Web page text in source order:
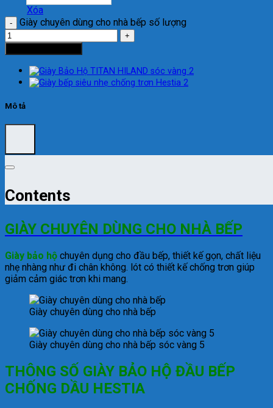
Xóa
Giày chuyên dùng cho nhà bếp số lượng
Mô tả
Contents
GIÀY CHUYÊN DÙNG CHO NHÀ BẾP
Giày bảo hộ chuyên dụng cho đầu bếp, thiết kế gọn, chất liệu
nhẹ nhàng như đi chân không. lót có thiết kế chống trơn giúp
giảm cảm giác trơn khi mang.
Giày chuyên dùng cho nhà bếp
Giày chuyên dùng cho nhà bếp sóc vàng 5
THÔNG SỐ GIÀY BẢO HỘ ĐẦU BẾP
CHỐNG DẦU HESTIA